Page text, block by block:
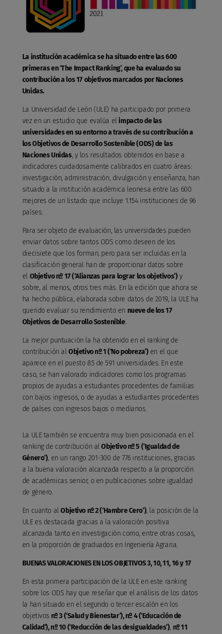
La institución académica se ha situado entre las 600
primeras en ‘The Impact Ranking’, que ha evaluado su
contribución a los 17 objetivos marcados por Naciones
Unidas.
La Universidad de León (ULE) ha participado por primera
vez en un estudio que evalúa elimpacto de las
universidades en su entorno a través de su contribución a
los Objetivos de Desarrollo Sostenible (ODS) de las
Naciones Unidas, y los resultados obtenidos en base a
indicadores cuidadosamente calibrados en cuatro áreas:
investigación, administración, divulgación y enseñanza, han
situado a la institución académica leonesa entre las 600
mejores de un listado que incluye 1.154 instituciones de 96
países.
Para ser objeto de evaluación, las universidades pueden
enviar datos sobre tantos ODS como deseen de los
diecisiete que los forman, pero para ser incluidas en la
clasificación general han de proporcionar datos sobre
el Objetivo nº 17 (‘Alianzas para lograr los objetivos’)y
sobre, al menos, otros tres más. En la edición que ahora se
ha hecho pública, elaborada sobre datos de 2019, la ULE ha
querido evaluar su rendimiento en nueve de los 17
Objetivos de Desarrollo Sostenible.
La mejor puntuación la ha obtenido en el ranking de
contribución alObjetivo nº 1 (‘No pobreza’)en el que
aparece en el puesto 85 de 591 universidades. En este
caso, se han valorado indicadores como los programas
propios de ayudas a estudiantes procedentes de familias
con bajos ingresos, o de ayudas a estudiantes procedentes
de países con ingresos bajos o medianos.
La ULE también se encuentra muy bien posicionada en el
ranking de contribución alObjetivo nº 5 (‘Igualdad de
Género’), en un rango 201-300 de 776 instituciones, gracias
a la buena valoración alcanzada respecto a la proporción
de académicas senior, o en publicaciones sobre igualdad
de género.
En cuanto alObjetivo nº 2 (‘Hambre Cero’), la posición de la
ULE es destacada gracias a la valoración positiva
alcanzada tanto en investigación como, entre otras cosas,
en la proporción de graduados en Ingeniería Agraria.
BUENAS VALORACIONES EN LOS OBJETIVOS 3, 10, 11, 16 y 17
En esta primera participación de la ULE en este ranking
sobre los ODS hay que reseñar que el análisis de los datos
la han situado en el segundo o tercer escalón en los
objetivos nº 3 (‘Salud y Bienestar’), nº 4 (‘Educación de
Calidad’), nº 10 (‘Reducción de las desigualdades’), nº 11